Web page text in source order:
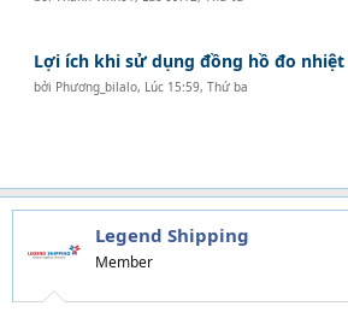
Lợi ích khi sử dụng đồng hồ đo nhiệt
bởi Phương_bilalo, Lúc 15:59, Thứ ba
Legend Shipping
Member